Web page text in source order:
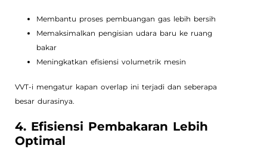
Membantu proses pembuangan gas lebih bersih
Memaksimalkan pengisian udara baru ke ruang
bakar
Meningkatkan efisiensi volumetrik mesin
VVT-i mengatur kapan overlap ini terjadi dan seberapa
besar durasinya.
4. Efisiensi Pembakaran Lebih
Optimal